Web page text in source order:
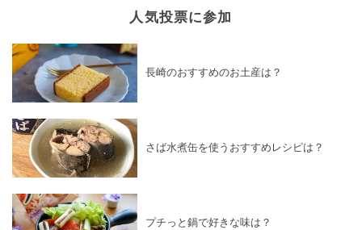
人気投票に参加
長崎のおすすめのお土産は？
さば水煮缶を使うおすすめレシピは？
プチっと鍋で好きな味は？